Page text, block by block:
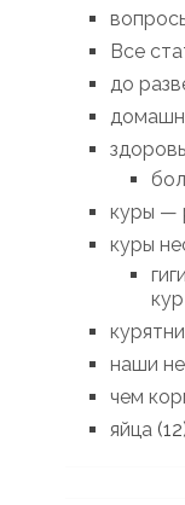
Все
до
куры —
куры
кур
наши
чем
яйца